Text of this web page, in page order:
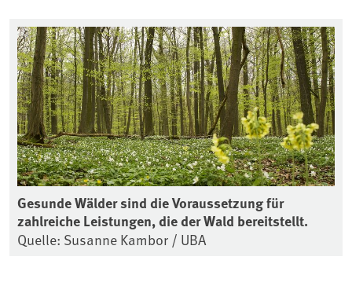
Gesunde Wälder sind die Voraussetzung für
zahlreiche Leistungen, die der Wald bereitstellt.
Quelle: Susanne Kambor / UBA